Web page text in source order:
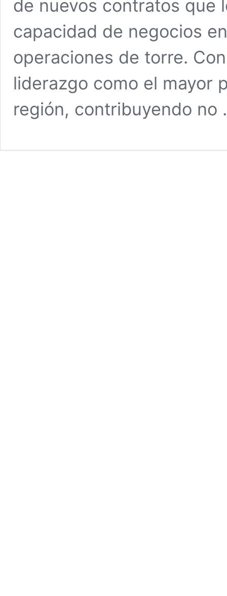
de nuevos contratos que
capacidad de negocios
operaciones de torre.
liderazgo como el mayor
región, contribuyendo